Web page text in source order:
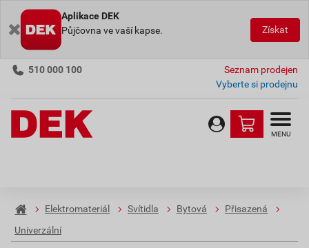
Aplikace DEK
Půjčovna ve vaší kapse.
Získat
510 000 100
Seznam prodejen
Vyberte si prodejnu
MENU
Elektromateriál Svítidla Bytová
Přisazená
Univerzální